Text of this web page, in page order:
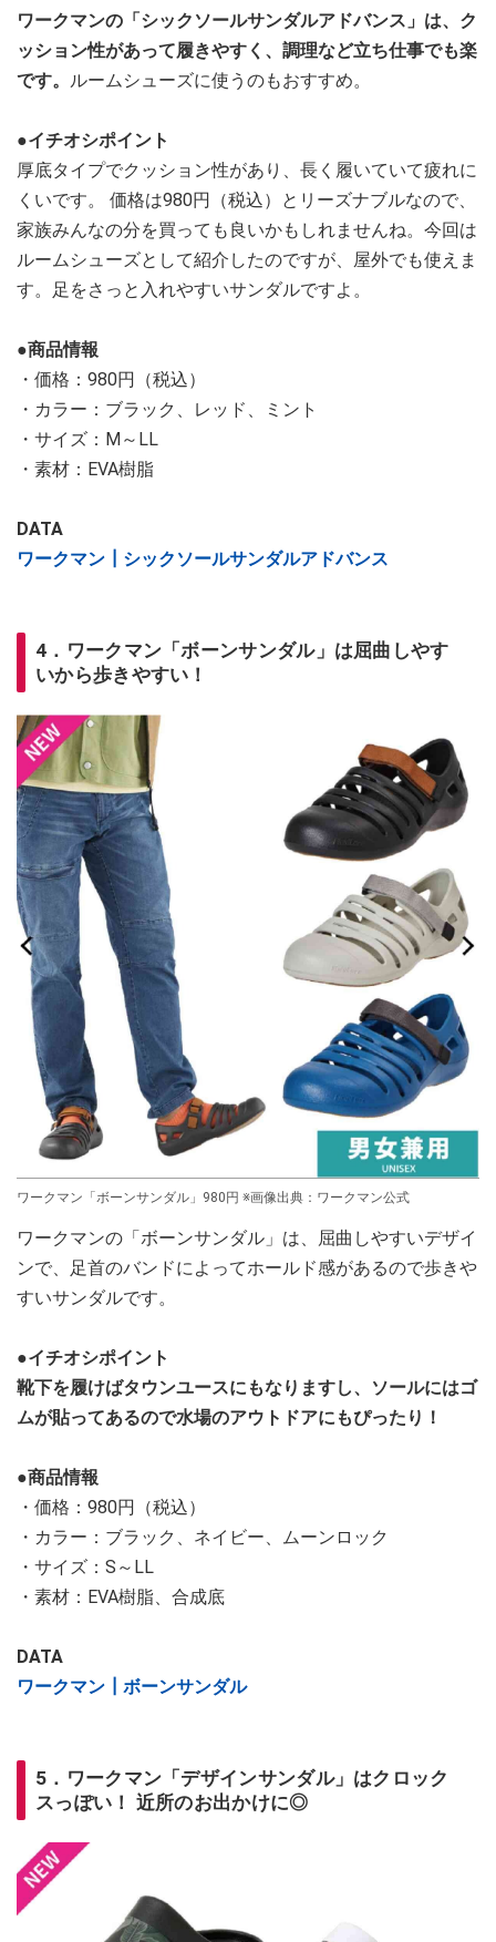
ワークマンの「シックソールサンダルアドバンス」は、ク
ッション性があって履きやすく、調理など立ち仕事でも楽
です。 ルームシューズに使うのもおすすめ。
●イチオシポイント
厚底タイプでクッション性があり、長く履いていて疲れに
くいです。 価格は980円（税込）とリーズナブルなので、
家族みんなの分を買っても良いかもしれませんね。今回は
ルームシューズとして紹介したのですが、屋外でも使えま
す。足をさっと入れやすいサンダルですよ。
●商品情報
・価格：980円（税込）
・カラー：ブラック、レッド、ミント
・サイズ：M～LL
・素材：EVA樹脂
DATA
ワークマン┃シックソールサンダルアドバンス
4．ワークマン「ボーンサンダル」は屈曲しやす
いから歩きやすい！
ワークマン「ボーンサンダル」980円 ※画像出典：ワークマン公式
ワークマンの「ボーンサンダル」は、屈曲しやすいデザイ
ンで、足首のバンドによってホールド感があるので歩きや
すいサンダルです。
●イチオシポイント
靴下を履けばタウンユースにもなりますし、ソールにはゴ
ムが貼ってあるので水場のアウトドアにもぴったり！
●商品情報
・価格：980円（税込）
・カラー：ブラック、ネイビー、ムーンロック
・サイズ：S～LL
・素材：EVA樹脂、合成底
DATA
ワークマン┃ボーンサンダル
5．ワークマン「デザインサンダル」はクロック
スっぽい！ 近所のお出かけに◎